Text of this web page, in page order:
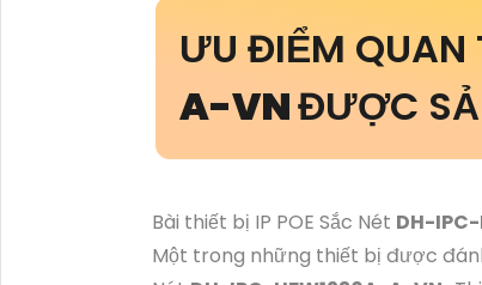
ƯU ĐIỂM QUAN
A-VNĐƯỢC
Bài thiết bị IP POE Sắc Nét DH-
Một trong những thiết bị được